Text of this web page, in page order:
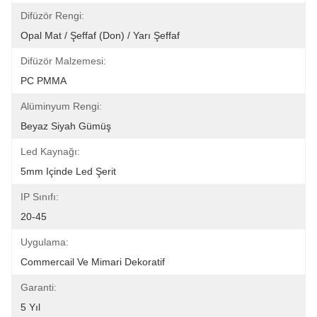
Difüzör Rengi:
Opal Mat / Şeffaf (Don) / Yarı Şeffaf
Difüzör Malzemesi:
PC PMMA
Alüminyum Rengi:
Beyaz Siyah Gümüş
Led Kaynağı:
5mm Içinde Led Şerit
IP Sınıfı:
20-45
Uygulama:
Commercail Ve Mimari Dekoratif
Garanti:
5 Yıl